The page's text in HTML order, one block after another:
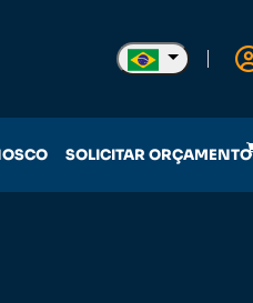
SOLICITAR ORÇAMENTO